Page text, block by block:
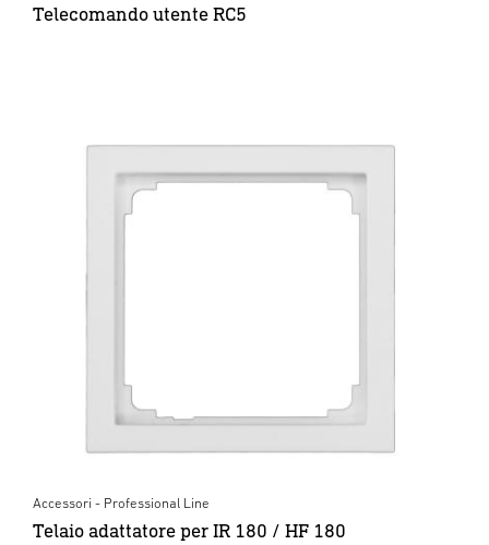
Telecomando utente RC5
Accessori - Professional Line
Telaio adattatore per IR 180 / HF 180